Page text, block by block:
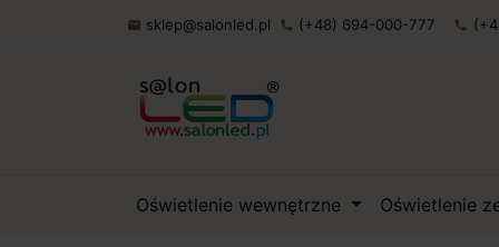
 sklep@salonled.pl phone (+48) 694-000-777 phone
Oświetlenie wewnętrzne Oświetlenie